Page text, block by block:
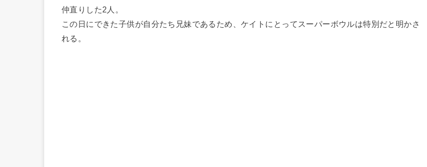
仲直りした2人。
この日にできた子供が自分たち兄妹であるため、ケイトにとってスーパーボウルは特別だと明かさ
れる。